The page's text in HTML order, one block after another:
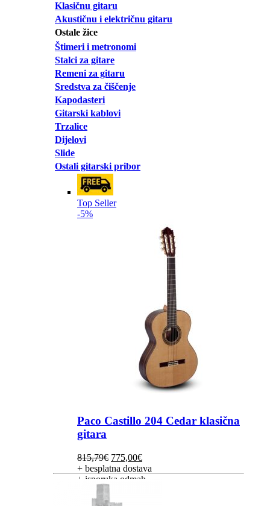
Klasičnu gitaru
Akustičnu i električnu gitaru
Ostale žice
Štimeri i metronomi
Stalci za gitare
Remeni za gitaru
Sredstva za čiščenje
Kapodasteri
Gitarski kablovi
Trzalice
Dijelovi
Slide
Ostali gitarski pribor
Top Seller
-5%
Paco Castillo 204 Cedar klasična
gitara
815,79€ Izvorna
cijena
bila
815,79€.
775,00€Trenutna
cijena
je:
+ besplatna dostava
+ isporuka odmah